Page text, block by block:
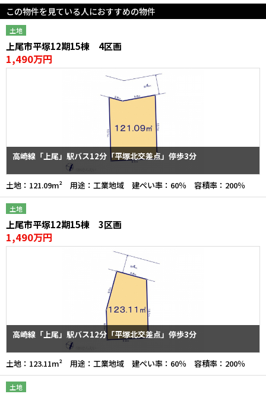
この物件を見ている人におすすめの物件
土地
上尾市平塚12期15棟 4区画
1,490万円
高崎線「上尾」駅バス12分「平塚北交差点」停歩3分
土地：121.09m² 用途：工業地域 建ぺい率：60％ 容積率：200％
土地
上尾市平塚12期15棟 3区画
1,490万円
高崎線「上尾」駅バス12分「平塚北交差点」停歩3分
土地：123.11m² 用途：工業地域 建ぺい率：60％ 容積率：200％
土地